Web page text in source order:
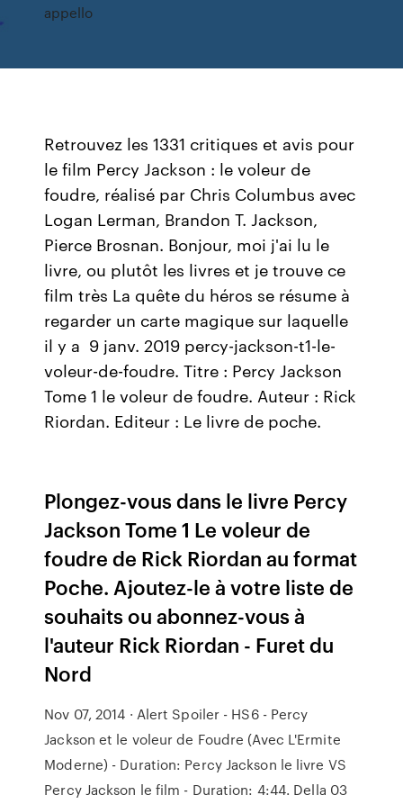
appello
Retrouvez les 1331 critiques et avis pour
le film Percy Jackson : le voleur de
foudre, réalisé par Chris Columbus avec
Logan Lerman, Brandon T. Jackson,
Pierce Brosnan. Bonjour, moi j'ai lu le
livre, ou plutôt les livres et je trouve ce
film très La quête du héros se résume à
regarder un carte magique sur laquelle
il y a 9 janv. 2019 percy-jackson-t1-le-
voleur-de-foudre. Titre : Percy Jackson
Tome 1 le voleur de foudre. Auteur : Rick
Riordan. Editeur : Le livre de poche.
Plongez-vous dans le livre Percy
Jackson Tome 1 Le voleur de
foudre de Rick Riordan au format
Poche. Ajoutez-le à votre liste de
souhaits ou abonnez-vous à
l'auteur Rick Riordan - Furet du
Nord
Nov 07, 2014 · Alert Spoiler - HS6 - Percy
Jackson et le voleur de Foudre (Avec L'Ermite
Moderne) - Duration: Percy Jackson le livre VS
Percy Jackson le film - Duration: 4:44. Della 03